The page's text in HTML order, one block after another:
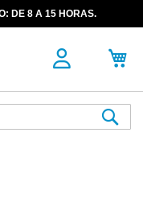
DE 8 A 15 HORAS.